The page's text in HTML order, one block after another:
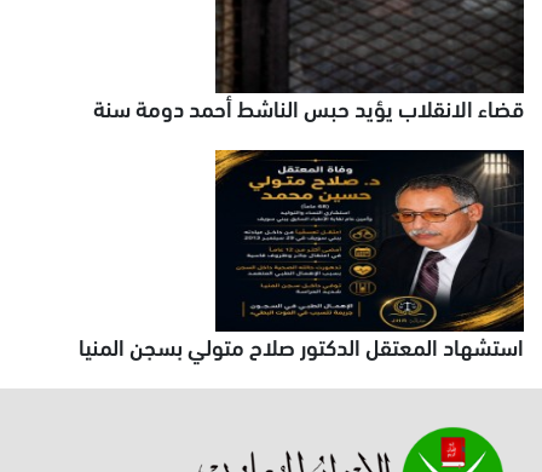
قضاء الانقلاب يؤيد حبس الناشط أحمد دومة سنة
استشهاد المعتقل الدكتور صلاح متولي بسجن المنيا